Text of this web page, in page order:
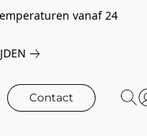
vanaf 24
Contact